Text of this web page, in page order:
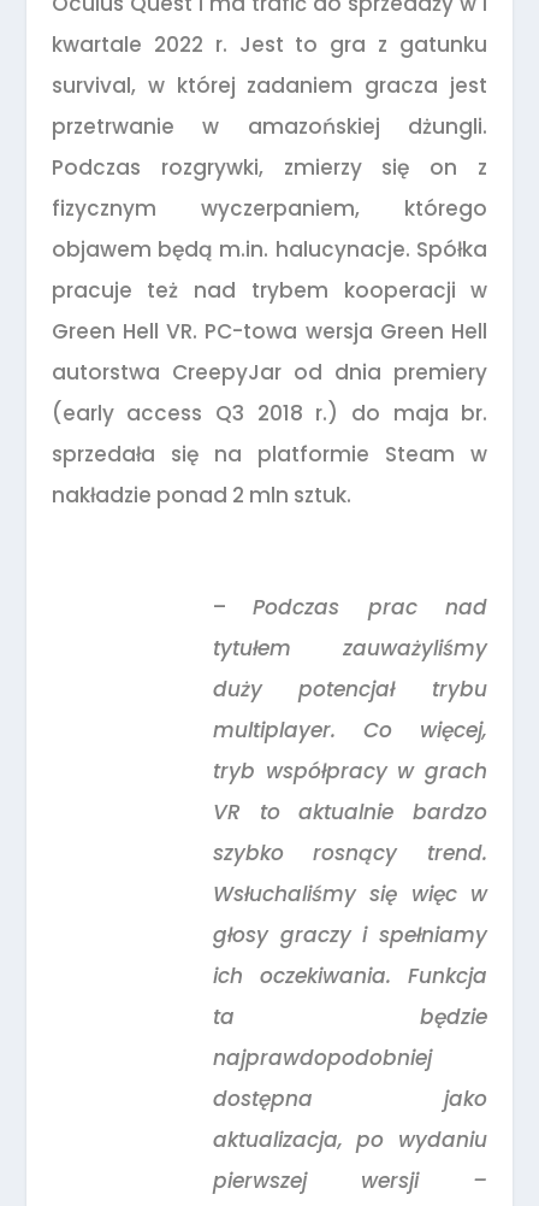
kwartale 2022 r. Jest to gra z gatunku
survival, w której zadaniem gracza jest
przetrwanie w amazońskiej dżungli.
Podczas rozgrywki, zmierzy się on z
fizycznym wyczerpaniem, którego
objawem będą m.in. halucynacje. Spółka
pracuje też nad trybem kooperacji w
Green Hell VR. PC-towa wersja Green Hell
autorstwa CreepyJar od dnia premiery
(early access Q3 2018 r.) do maja br.
sprzedała się na platformie Steam w
nakładzie ponad 2 mln sztuk.
–Podczas prac nad
tytułem zauważyliśmy
duży potencjał trybu
multiplayer. Co więcej,
tryb współpracy w grach
VR to aktualnie bardzo
szybko rosnący trend.
Wsłuchaliśmy się więc w
głosy graczy i spełniamy
ich oczekiwania. Funkcja
ta będzie
najprawdopodobniej
dostępna jako
aktualizacja, po wydaniu
pierwszej wersji –